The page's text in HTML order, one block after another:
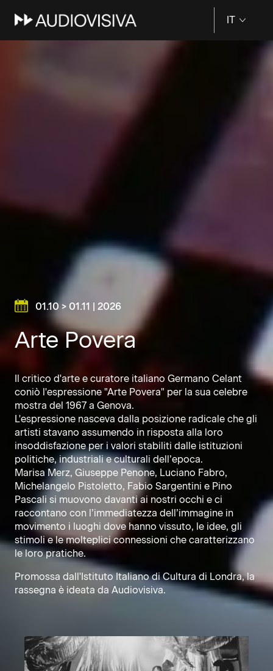
IT
01.10 > 01.11 | 2026
Arte Povera
Il critico d'arte e curatore italiano Germano Celant
coniò l'espressione "Arte Povera" per la sua celebre
mostra del 1967 a Genova.
L'espressione nasceva dalla posizione radicale che gli
artisti stavano assumendo in risposta alla loro
insoddisfazione per i valori stabiliti dalle istituzioni
politiche, industriali e culturali dell’epoca.
Marisa Merz, Giuseppe Penone, Luciano Fabro,
Michelangelo Pistoletto, Fabio Sargentini e Pino
Pascali si muovono davanti ai nostri occhi e ci
raccontano con l’immediatezza dell’immagine in
movimento i luoghi dove hanno vissuto, le idee, gli
stimoli e le molteplici connessioni che caratterizzano
le loro pratiche.
Promossa dall'Istituto Italiano di Cultura di Londra, la
rassegna è ideata da Audiovisiva.